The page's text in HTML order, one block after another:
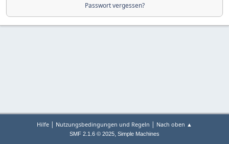
Passwort vergessen?
Hilfe | Nutzungsbedingungen und Regeln | Nach oben ▲
SMF 2.1.6 © 2025, Simple Machines